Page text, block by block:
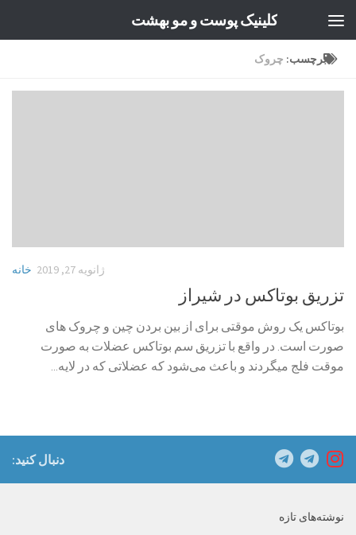
کلینیک پوست و مو بهشت
برچسب: چروک
خانه ژانویه 27, 2019
تزریق بوتاکس در شیراز
بوتاکس یک روش موقتی برای از بین بردن چین و چروک های
صورت است. در واقع با تزریق سم بوتاکس عضلات به صورت
موقت فلج میگردند و باعث می‌شود که عضلاتی که در لایه...
دنبال کنید:
نوشته‌های تازه